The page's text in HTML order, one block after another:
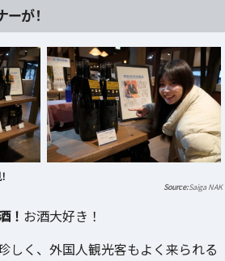
が！
Saiga NAK
！ お酒大好き！
く、外国人観光客もよく来られる